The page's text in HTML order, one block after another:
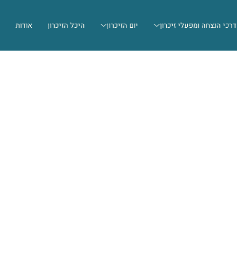
דרכי הנצחה ומפעלי זיכרון יום הזיכרון היכל הזיכרון אודות